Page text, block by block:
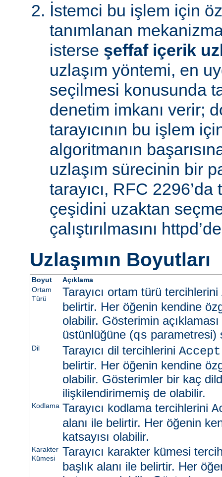
İstemci bu işlem için
tanımlanan
isterse şeffaf içerik
uzlaşım yöntemi, en
seçilmesi konusunda
denetim imkanı verir;
tarayıcının bu işlem
algoritmanın
uzlaşım sürecinin bir
tarayıcı, RFC
çeşidini uzaktan seçme
çalıştırılmasını
Uzlaşımın Boyutları
Boyut
Açıklama
Ortam
Türü
Tarayıcı ortam türü tercihlerini
belirtir. Her öğenin kendine
olabilir. Gösterimin
üstünlüğüne (qs parametresi)
Dil Tarayıcı dil tercihlerini
belirtir. Her öğenin kendine
olabilir. Gösterimler bir kaç
ilişkilendirimemiş de olabilir.
Kodlama Tarayıcı kodlama tercihlerini
alanı ile belirtir. Her öğenin
katsayısı olabilir.
Karakter
Kümesi
Tarayıcı karakter kümesi
başlık alanı ile belirtir. Her